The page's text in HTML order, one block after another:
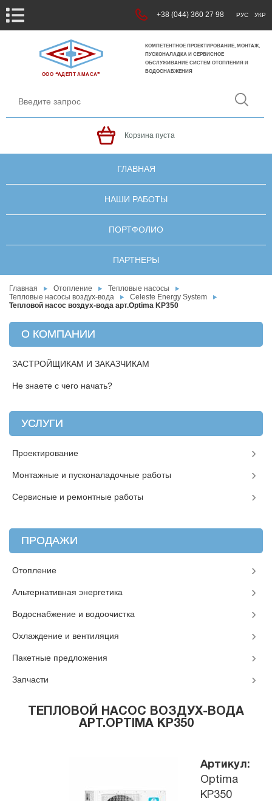
+38 (044) 360 27 98 РУС УКР
ООО ❝АДЕПТ АМАСА❞
КОМПЕТЕНТНОЕ ПРОЕКТИРОВАНИЕ, МОНТАЖ,
ПУСКОНАЛАДКА И СЕРВИСНОЕ
ОБСЛУЖИВАНИЕ СИСТЕМ ОТОПЛЕНИЯ И
ВОДОСНАБЖЕНИЯ
Корзина пуста
ГЛАВНАЯ
НАШИ РАБОТЫ
ПОРТФОЛИО
ПАРТНЕРЫ
Главная Отопление
Тепловые насосы
Тепловые насосы воздух-вода
Celeste Energy System
Тепловой насос воздух-вода арт.Optima KP350
ТЕПЛОВОЙ НАСОС ВОЗДУХ-ВОДА
АРТ.OPTIMA KP350
Артикул:
Optima
KP350
О КОМПАНИИ
ЗАСТРОЙЩИКАМ И ЗАКАЗЧИКАМ
Не знаете с чего начать?
УСЛУГИ
Проектирование
Монтажные и пусконаладочные работы
Сервисные и ремонтные работы
ПРОДАЖИ
Отопление
Альтернативная энергетика
Водоснабжение и водоочистка
Охлаждение и вентиляция
Пакетные предложения
Запчасти